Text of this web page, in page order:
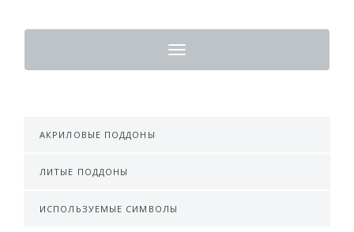
Toggle
navigation
АКРИЛОВЫЕ ПОДДОНЫ
ЛИТЫЕ ПОДДОНЫ
ИСПОЛЬЗУЕМЫЕ СИМВОЛЫ